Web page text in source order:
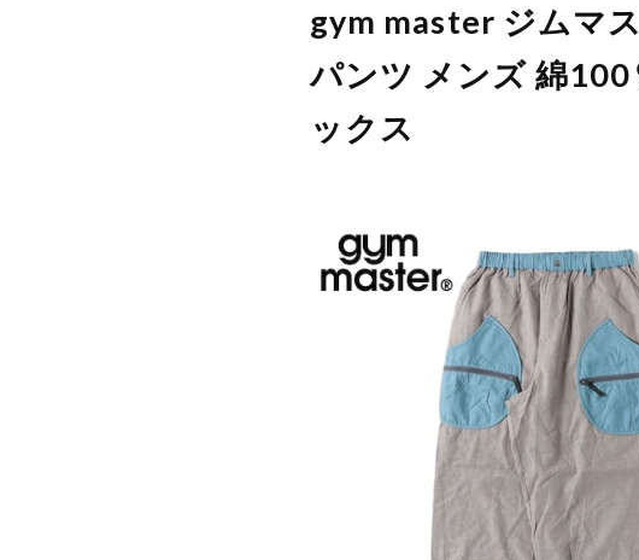
gym master ジムマ
パンツ メンズ 綿
ックス